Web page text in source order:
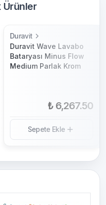
Ürünler
Duravit
Duravit Wave Lavabo
Bataryası Minus Flow
Medium Parlak Krom
₺ 6,267.50
Sepete Ekle